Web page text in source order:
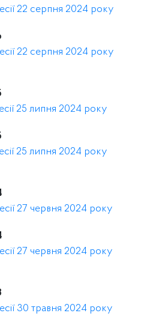
22 серпня 2024 року
22 серпня 2024 року
25 липня 2024 року
25 липня 2024 року
27 червня 2024 року
27 червня 2024 року
30 травня 2024 року